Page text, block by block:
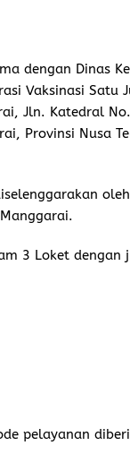
dengan Dinas
Vaksinasi Satu
Jln. Katedral
Provinsi Nusa
3 Loket dengan
pelayanan